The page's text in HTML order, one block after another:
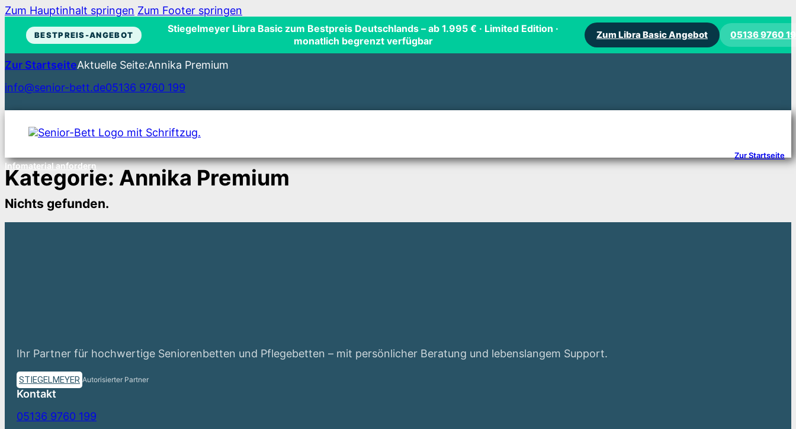
Zum Hauptinhalt springen Zum Footer springen
BESTPREIS-ANGEBOT
Stiegelmeyer Libra Basic zum Bestpreis Deutschlands – ab 1.995 € · Limited Edition ·
monatlich begrenzt verfügbar
Zum Libra Basic Angebot 05136 9760
Zur StartseiteAktuelle Seite:Annika Premium
info@senior-bett.de05136 9760 199
Zur Startseite
Infomaterial anfordern
Kategorie: Annika Premium
Nichts gefunden.
Ihr Partner für hochwertige Seniorenbetten und Pflegebetten – mit persönlicher Beratung und lebenslangem Support.
STIEGELMEYER Autorisierter Partner
Kontakt
05136 9760 199